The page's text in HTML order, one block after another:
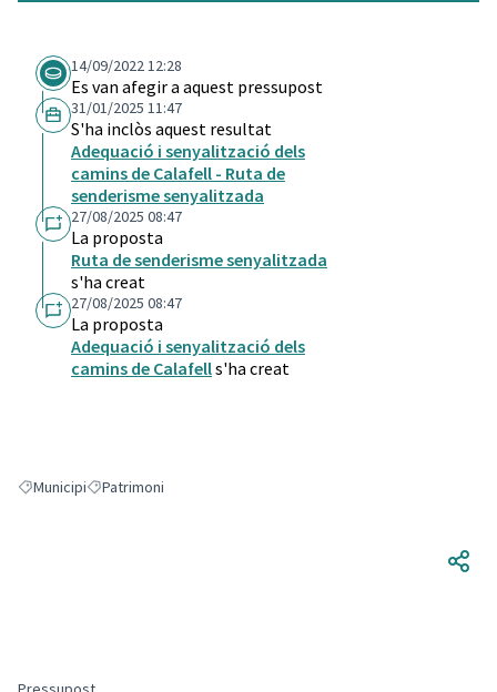
14/09/2022 12:28
Es van afegir a aquest pressupost
31/01/2025 11:47
S'ha inclòs aquest resultat
Adequació i senyalització dels
camins de Calafell - Ruta de
senderisme senyalitzada
27/08/2025 08:47
La proposta
Ruta de senderisme senyalitzada
s'ha creat
27/08/2025 08:47
La proposta
Adequació i senyalització dels
camins de Calafells'ha creat
Resultats en filtrar per: Municipi
MunicipiResultats en filtrar per: Patrimoni
Patrimoni